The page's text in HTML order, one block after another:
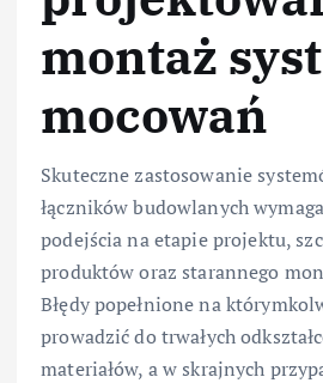
montaż
mocowań
Skuteczne zastosowanie
łączników budowlanych
podejścia na etapie projektu,
produktów oraz starannego
Błędy popełnione na
prowadzić do trwałych
materiałów, a w skrajnych